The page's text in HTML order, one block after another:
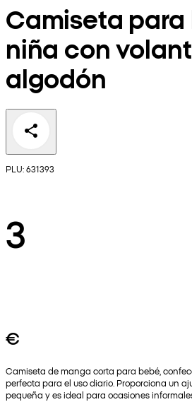
Camiseta
niña con
algodón
PLU: 631393
3
€
Camiseta de manga corta para bebé,
perfecta para el uso diario. Proporciona un
pequeña y es ideal para ocasiones